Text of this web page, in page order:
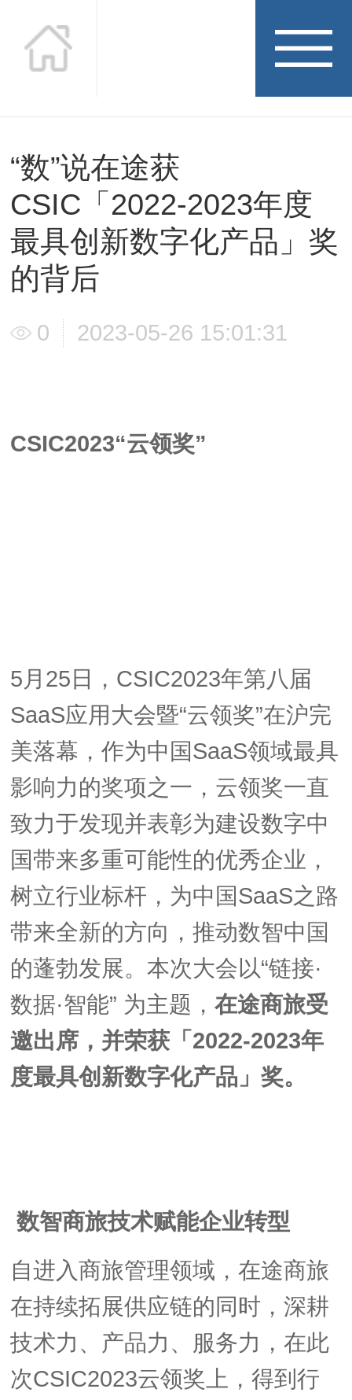
行业新闻
News
“数”说在途获
CSIC「2022-2023年度
最具创新数字化产品」奖
的背后
0 2023-05-26 15:01:31
CSIC2023“云领奖”
5月25日，CSIC2023年第八届
SaaS应用大会暨“云领奖”在沪完
美落幕 ，作为中国SaaS领域最具
影响力的奖项之一，云领奖一直
致力于发现并表彰为建设数字中
国带来多重可能性的优秀企业，
树立行业标杆，为中国SaaS之路
带来全新的方向，推动数智中国
的蓬勃发展。本次大会以“链接·
数据·智能” 为主题，在途商旅受
邀出席，并荣获「2022-2023年
度最具创新数字化产品 」奖。
数智商旅技术赋能企业转型
自进入商旅管理领域，在途商旅
在持续拓展供应链的同时，深耕
技术力、产品力、服务力，在此
次CSIC2023云领奖上，得到行